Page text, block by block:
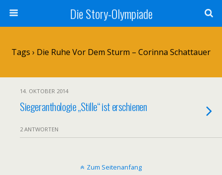
Die Story-Olympiade
Tags › Die Ruhe Vor Dem Sturm – Corinna Schattauer
14. OKTOBER 2014
Siegeranthologie „Stille“ ist erschienen
2 ANTWORTEN
Zum Seitenanfang